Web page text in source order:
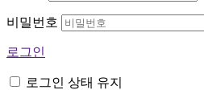
비밀번호
로그인
로그인 상태 유지